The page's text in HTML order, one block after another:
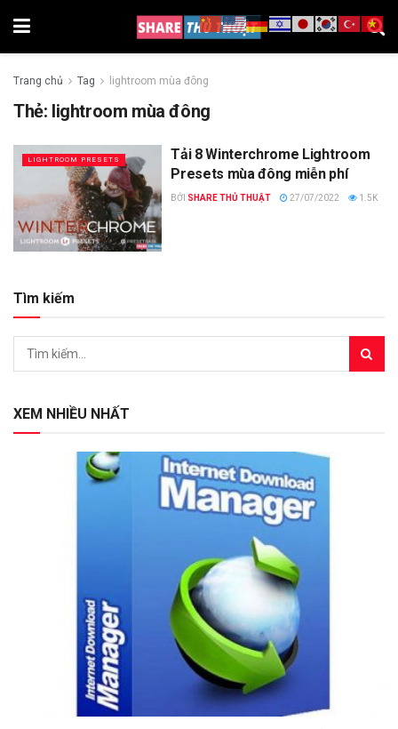
Trang chủ Tag lightroom mùa đông
Thẻ: lightroom mùa đông
LIGHTROOM PRESETS
Tải 8 Winterchrome Lightroom
Presets mùa đông miễn phí
BỞI SHARE THỦ THUẬT 27/07/2022 1.5K
Tìm kiếm
XEM NHIỀU NHẤT